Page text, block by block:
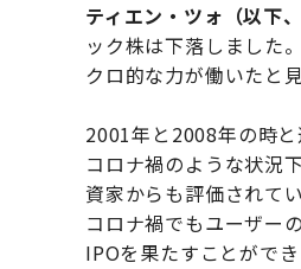
ティエン・ツォ（以下
ック株は下落しました
クロ的な力が働いたと
2001年と2008年の時と
コロナ禍のような状況
資家からも評価されて
コロナ禍でもユーザー
IPOを果たすことができ